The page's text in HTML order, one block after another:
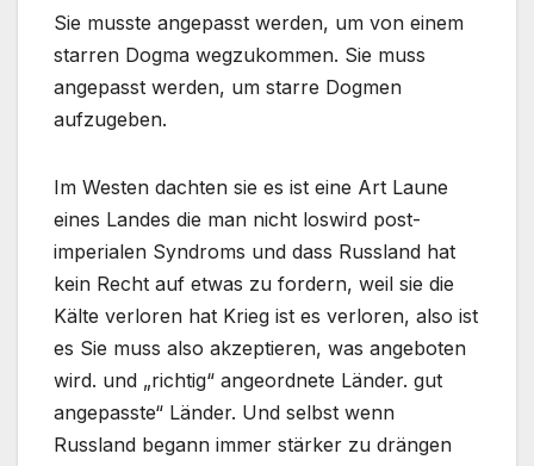
Sie musste angepasst werden, um von einem
starren Dogma wegzukommen. Sie muss
angepasst werden, um starre Dogmen
aufzugeben.
Im Westen dachten sie es ist eine Art Laune
eines Landes die man nicht loswird post-
imperialen Syndroms und dass Russland hat
kein Recht auf etwas zu fordern, weil sie die
Kälte verloren hat Krieg ist es verloren, also ist
es Sie muss also akzeptieren, was angeboten
wird. und „richtig“ angeordnete Länder. gut
angepasste“ Länder. Und selbst wenn
Russland begann immer stärker zu drängen